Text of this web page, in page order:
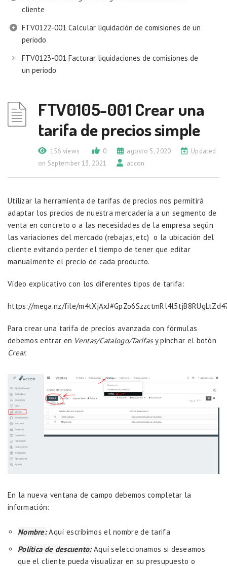
cliente
FTV0122-001 Calcular liquidación de comisiones de un
periodo
FTV0123-001 Facturar liquidaciones de comisiones de
un periodo
FTV0105-001 Crear una
tarifa de precios simple
156 views 0 agosto 5, 2020
Updated
on September 13, 2021
accon
Utilizar la herramienta de tarifas de precios nos permitirá
adaptar los precios de nuestra mercadería a un segmento de
venta en concreto o a las necesidades de la empresa según
las variaciones del mercado (rebajas, etc) o la ubicación del
cliente evitando perder el tiempo de tener que editar
manualmente el precio de cada producto.
Vídeo explicativo con los diferentes tipos de tarifa:
https://mega.nz/file/
Para crear una tarifa de precios avanzada con fórmulas
debemos entrar en Ventas/Catalogo/Tarifasy pinchar el botón
Crear.
En la nueva ventana de campo debemos completar la
información:
Nombre:Aquí escribimos el nombre de tarifa
Política de descuento:Aquí seleccionamos si deseamos
que el cliente pueda visualizar en su presupuesto o